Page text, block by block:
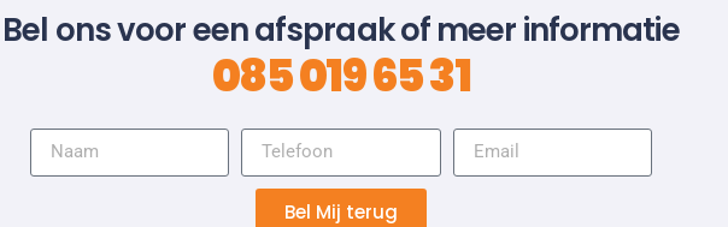
Bel ons voor een afspraak of meer informatie
085 019 65 31
Bel Mij terug